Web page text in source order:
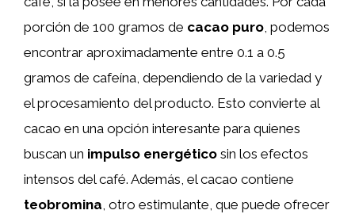
porción de 100 gramos de cacao puro , podemos
encontrar aproximadamente entre 0.1 a 0.5
gramos de cafeína, dependiendo de la variedad y
el procesamiento del producto. Esto convierte al
cacao en una opción interesante para quienes
buscan un impulso energético sin los efectos
intensos del café. Además, el cacao contiene
teobromina , otro estimulante, que puede ofrecer